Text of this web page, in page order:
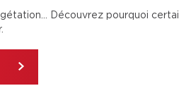
Découvrez pourquoi